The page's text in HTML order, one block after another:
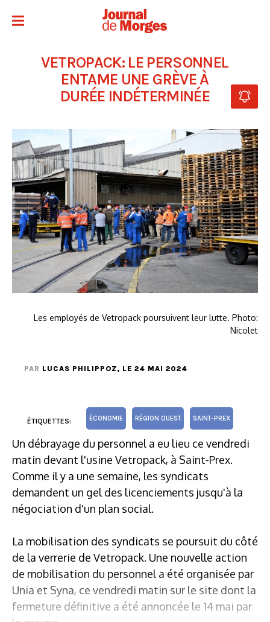
VETROPACK: LE PERSONNEL
ENTAME UNE GRÈVE À
DURÉE INDÉTERMINÉE
Les employés de Vetropack poursuivent leur lutte. Photo:
Nicolet
PAR LUCAS PHILIPPOZ, LE 24 MAI 2024
ÉTIQUETTES: ÉCONOMIE RÉGION OUEST SAINT-PREX
Un débrayage du personnel a eu lieu ce vendredi
matin devant l'usine Vetropack, à Saint-Prex.
Comme il y a une semaine, les syndicats
demandent un gel des licenciements jusqu'à la
négociation d'un plan social.
La mobilisation des syndicats se poursuit du côté
de la verrerie de Vetropack. Une nouvelle action
de mobilisation du personnel a été organisée par
Unia et Syna, ce vendredi matin sur le site dont la
fermeture définitive a été annoncée le 14 mai par